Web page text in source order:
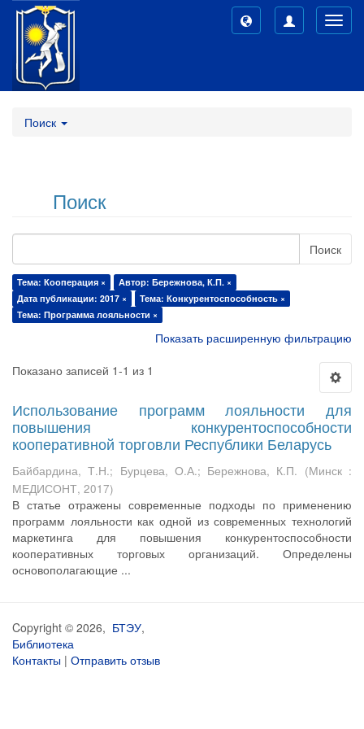
Поиск
Поиск
Поиск
Тема: Кооперация ×
Автор: Бережнова, К.П. ×
Дата публикации: 2017 ×
Тема: Конкурентоспособность ×
Тема: Программа лояльности ×
Показать расширенную фильтрацию
Показано записей 1-1 из 1
Использование программ лояльности для
повышения конкурентоспособности
кооперативной торговли Республики Беларусь
Байбардина, Т.Н.; Бурцева, О.А.; Бережнова, К.П. (Минск :
МЕДИСОНТ, 2017)
В статье отражены современные подходы по применению
программ лояльности как одной из современных технологий
маркетинга для повышения конкурентоспособности
кооперативных торговых организаций. Определены
основополагающие ...
Copyright © 2026, БТЭУ,
Библиотека
Контакты | Отправить отзыв